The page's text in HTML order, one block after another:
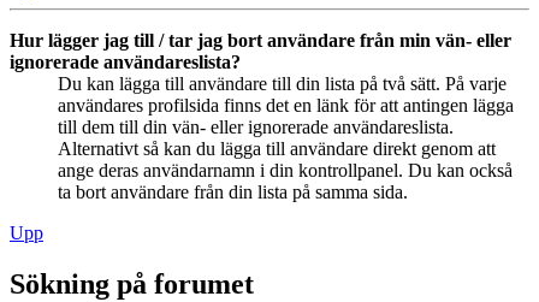
Hur lägger jag till / tar jag bort användare från min vän- eller
ignorerade användareslista?
Du kan lägga till användare till din lista på två sätt. På varje
användares profilsida finns det en länk för att antingen lägga
till dem till din vän- eller ignorerade användareslista.
Alternativt så kan du lägga till användare direkt genom att
ange deras användarnamn i din kontrollpanel. Du kan också
ta bort användare från din lista på samma sida.
Upp
Sökning på forumet